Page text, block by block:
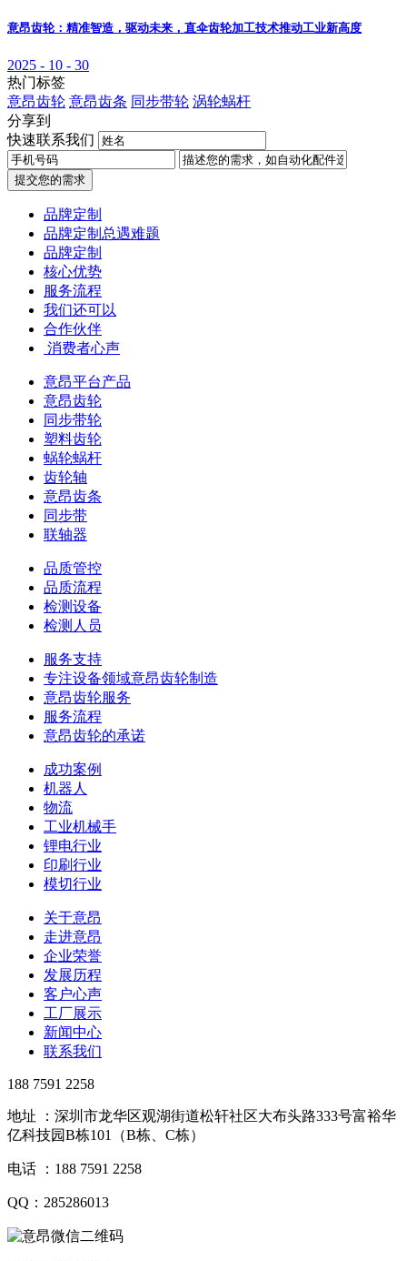
意昂齿轮：精准智造，驱动未来，直伞齿轮加工技术推动工业新高度
2025 - 10 - 30
热门标签
意昂齿轮 意昂齿条 同步带轮 涡轮蜗杆
分享到
快速联系我们
提交您的需求
品牌定制
品牌定制总遇难题
品牌定制
核心优势
服务流程
我们还可以
合作伙伴
​ 消费者心声
意昂平台产品
意昂齿轮
同步带轮
塑料齿轮
蜗轮蜗杆
齿轮轴
意昂齿条
同步带
联轴器
品质管控
品质流程
检测设备
检测人员
服务支持
专注设备领域意昂齿轮制造
意昂齿轮服务
服务流程
意昂齿轮的承诺
成功案例
机器人
物流
工业机械手
锂电行业
印刷行业
模切行业
关于意昂
走进意昂
企业荣誉
发展历程
客户心声
工厂展示
新闻中心
联系我们
188 7591 2258
地址 ：深圳市龙华区观湖街道松轩社区大布头路333号富裕华
亿科技园B栋101（B栋、C栋）
电话 ：188 7591 2258
QQ：285286013